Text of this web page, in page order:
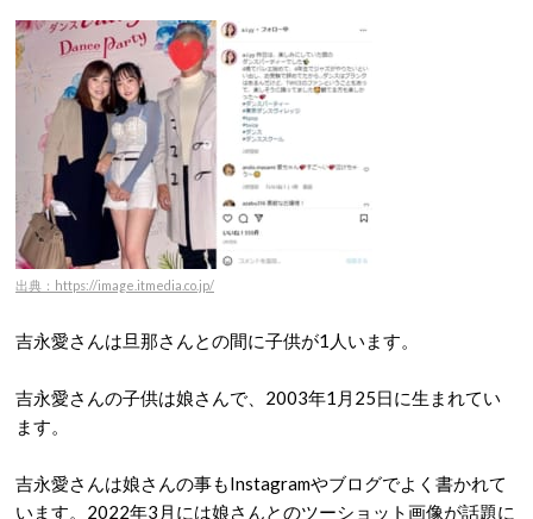
出典：https://image.itmedia.co.jp/
吉永愛さんは旦那さんとの間に子供が1人います。
吉永愛さんの子供は娘さんで、2003年1月25日に生まれてい
ます。
吉永愛さんは娘さんの事もInstagramやブログでよく書かれて
います。2022年3月には娘さんとのツーショット画像が話題に